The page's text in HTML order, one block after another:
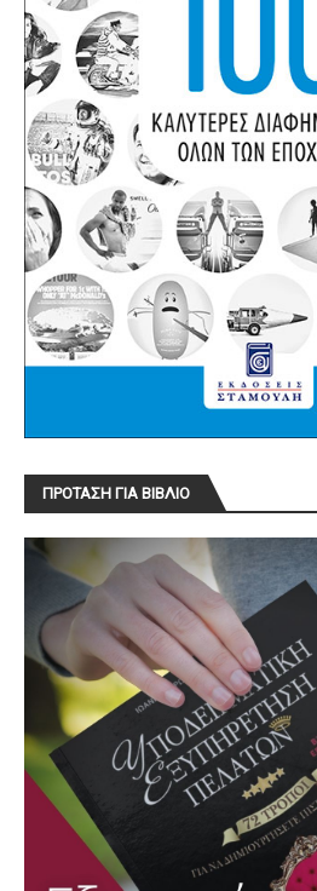
ΠΡΟΤΑΣΗ ΓΙΑ ΒΙΒΛΙΟ